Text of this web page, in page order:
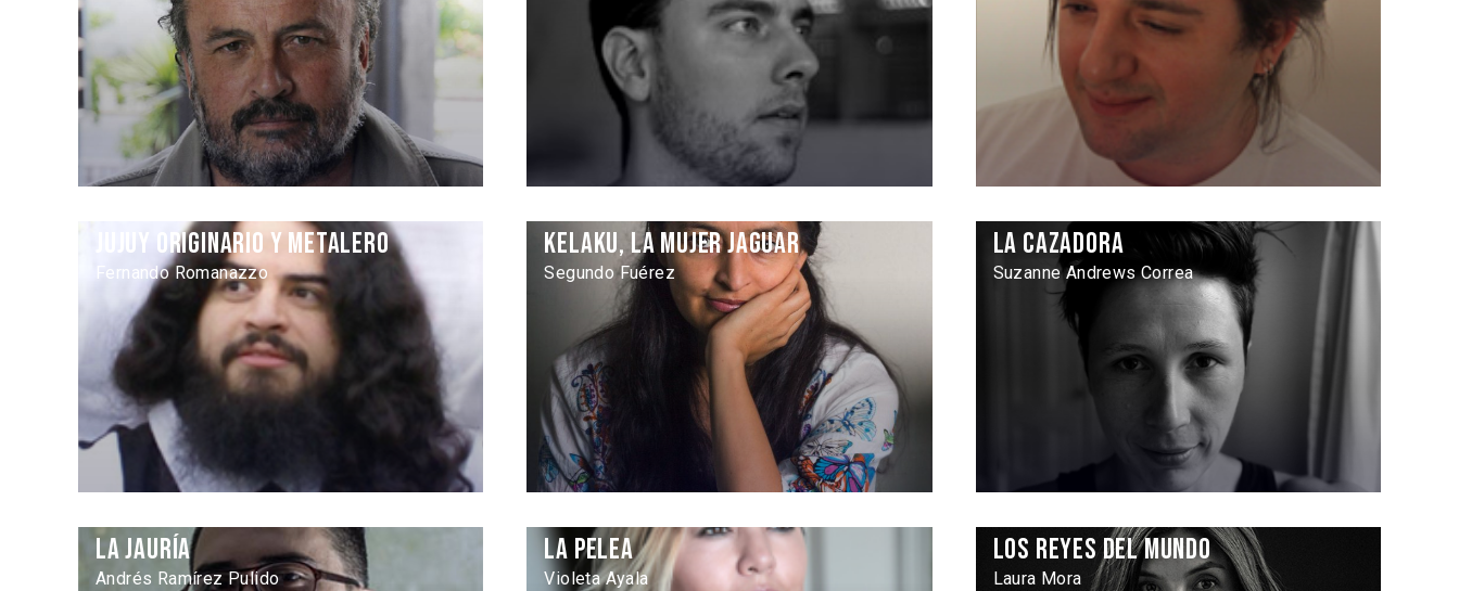
Jujuy originario y metalero
Fernando Romanazzo
Kelaku, la mujer jaguar
Segundo Fuérez
La Cazadora
Suzanne Andrews Correa
La Jauría
Andrés Ramírez Pulido
La Pelea
Violeta Ayala
Los reyes del mundo
Laura Mora